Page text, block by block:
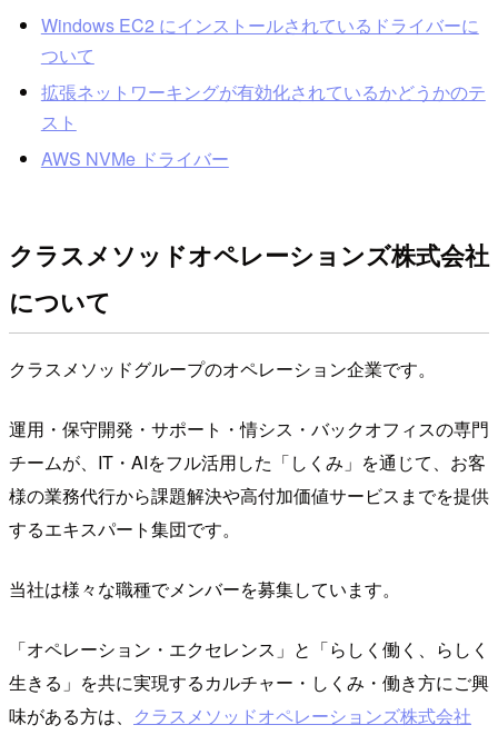
Windows EC2 にインストールされているドライバーに
ついて
拡張ネットワーキングが有効化されているかどうかのテ
スト
AWS NVMe ドライバー
クラスメソッドオペレーションズ株式会社
について
クラスメソッドグループのオペレーション企業です。
運用・保守開発・サポート・情シス・バックオフィスの専門
チームが、IT・AIをフル活用した「しくみ」を通じて、お客
様の業務代行から課題解決や高付加価値サービスまでを提供
するエキスパート集団です。
当社は様々な職種でメンバーを募集しています。
「オペレーション・エクセレンス」と「らしく働く、らしく
生きる」を共に実現するカルチャー・しくみ・働き方にご興
味がある方は、 クラスメソッドオペレーションズ株式会社